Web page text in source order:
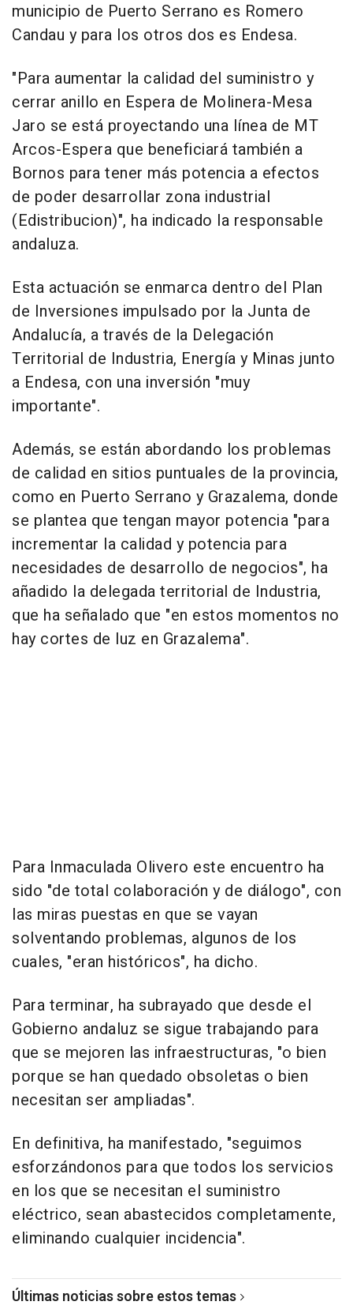
municipio de Puerto Serrano es Romero
Candau y para los otros dos es Endesa.
"Para aumentar la calidad del suministro y
cerrar anillo en Espera de Molinera-Mesa
Jaro se está proyectando una línea de MT
Arcos-Espera que beneficiará también a
Bornos para tener más potencia a efectos
de poder desarrollar zona industrial
(Edistribucion)", ha indicado la responsable
andaluza.
Esta actuación se enmarca dentro del Plan
de Inversiones impulsado por la Junta de
Andalucía, a través de la Delegación
Territorial de Industria, Energía y Minas junto
a Endesa, con una inversión "muy
importante".
Además, se están abordando los problemas
de calidad en sitios puntuales de la provincia,
como en Puerto Serrano y Grazalema, donde
se plantea que tengan mayor potencia "para
incrementar la calidad y potencia para
necesidades de desarrollo de negocios", ha
añadido la delegada territorial de Industria,
que ha señalado que "en estos momentos no
hay cortes de luz en Grazalema".
Para Inmaculada Olivero este encuentro ha
sido "de total colaboración y de diálogo", con
las miras puestas en que se vayan
solventando problemas, algunos de los
cuales, "eran históricos", ha dicho.
Para terminar, ha subrayado que desde el
Gobierno andaluz se sigue trabajando para
que se mejoren las infraestructuras, "o bien
porque se han quedado obsoletas o bien
necesitan ser ampliadas".
En definitiva, ha manifestado, "seguimos
esforzándonos para que todos los servicios
en los que se necesitan el suministro
eléctrico, sean abastecidos completamente,
eliminando cualquier incidencia".
Últimas noticias sobre estos temas